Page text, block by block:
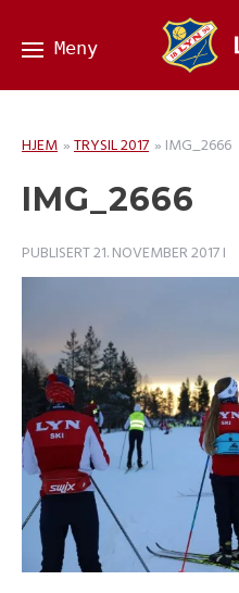
HJEM »TRYSIL 2017 » IMG_2666
IMG_2666
PUBLISERT21. NOVEMBER 2017I